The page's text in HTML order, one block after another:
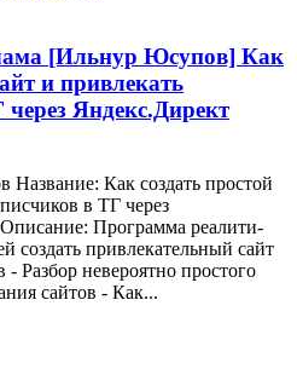
[Ильнур Юсупов] Как
и привлекать
Яндекс.Директ
Как создать простой
в ТГ через
Программа реалити-
создать привлекательный сайт
- Разбор невероятно простого
сайтов - Как...